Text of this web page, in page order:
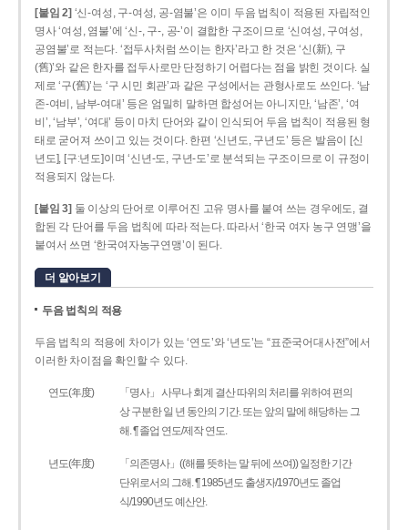
[붙임 2] ‘신-여성, 구-여성, 공-염불’은 이미 두음 법칙이 적용된 자립적인
명사 ‘여성, 염불’에 ‘신-, 구-, 공-’이 결합한 구조이므로 ‘신여성, 구여성,
공염불’로 적는다. ‘접두사처럼 쓰이는 한자’라고 한 것은 ‘신(新), 구
(舊)’와 같은 한자를 접두사로만 단정하기 어렵다는 점을 밝힌 것이다. 실
제로 ‘구(舊)’는 ‘구 시민 회관’과 같은 구성에서는 관형사로도 쓰인다. ‘남
존­-여비, 남부-­여대’ 등은 엄밀히 말하면 합성어는 아니지만, ‘남존’, ‘여
비’, ‘남부’, ‘여대’ 등이 마치 단어와 같이 인식되어 두음 법칙이 적용된 형
태로 굳어져 쓰이고 있는 것이다. 한편 ‘신년도, 구년도’ 등은 발음이 [신
년도], [구ː년도]이며 ‘신년­-도, 구년-­도’로 분석되는 구조이므로 이 규정이
적용되지 않는다.
[붙임 3] 둘 이상의 단어로 이루어진 고유 명사를 붙여 쓰는 경우에도, 결
합된 각 단어를 두음 법칙에 따라 적는다. 따라서 ‘한국 여자 농구 연맹’을
붙여서 쓰면 ‘한국여자농구연맹’이 된다.
더 알아보기
두음 법칙의 적용
두음 법칙의 적용에 차이가 있는 ‘연도’와 ‘년도’는 “표준국어대사전”에서
이러한 차이점을 확인할 수 있다.
연도(年度)
「명사」 사무나 회계 결산 따위의 처리를 위하여 편의
상 구분한 일 년 동안의 기간. 또는 앞의 말에 해당하는 그
해. ¶ 졸업 연도/제작 연도.
년도(年度)
「의존명사」((해를 뜻하는 말 뒤에 쓰여)) 일정한 기간
단위로서의 그해. ¶ 1985년도 출생자/1970년도 졸업
식/1990년도 예산안.